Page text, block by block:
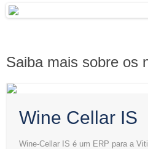
Saiba mais sobre os
Wine Cellar IS
Wine-Cellar IS é um ERP para a